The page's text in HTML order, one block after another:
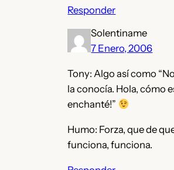
Responder
Solentiname
7 Enero, 2006
Tony: Algo así como
la conocía. Hola, cómo
enchanté!”
Humo: Forza, que de
funciona, funciona.